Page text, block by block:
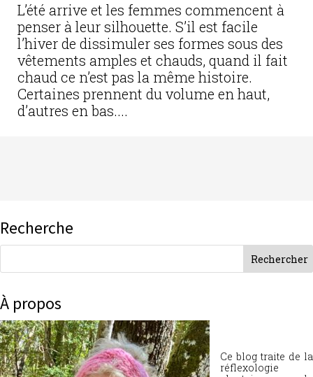
L’été arrive et les femmes commencent à
penser à leur silhouette. S’il est facile
l’hiver de dissimuler ses formes sous des
vêtements amples et chauds, quand il fait
chaud ce n’est pas la même histoire.
Certaines prennent du volume en haut,
d’autres en bas....
Recherche
À propos
Ce blog traite de la
réflexologie